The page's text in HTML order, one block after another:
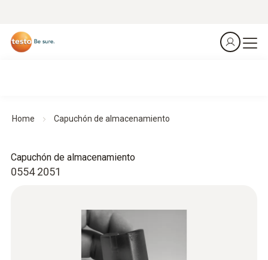
Home Capuchón de almacenamiento
0554 2051
Capuchón de almacenamiento